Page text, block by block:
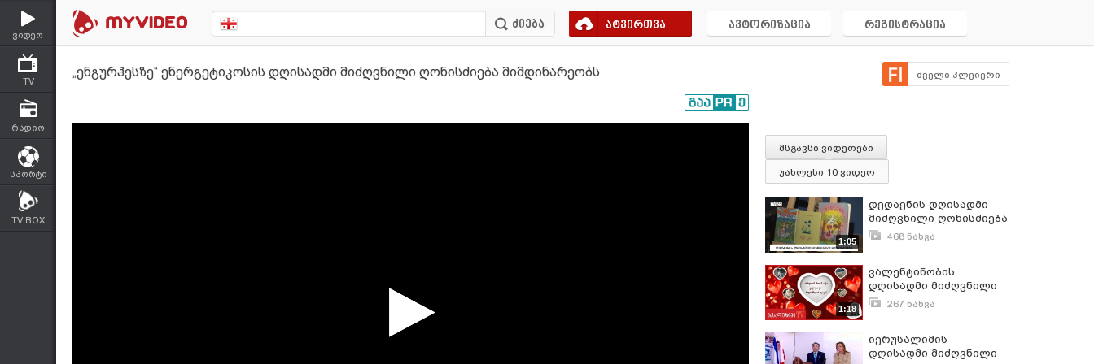
ვიდეო
TV
რადიო
სპორტი
TV BOX
ატვირთვა ავტორიზაცია რეგისტრაცია
„ენგურჰესზე“ ენერგეტიკოსის დღისადმი მიძღვნილი ღონისძიება მიმდინარეობს ძველი პლეიერი
მსგავსი ვიდეოები
უახლესი 10 ვიდეო
1:05
დედაენის დღისადმი
მიძღვნილი ღონისძიება
468 ნახვა
1:18
ვალენტინობის
დღისადმი მიძღვნილი
ღონისძიება
267 ნახვა
იერუსალიმის
დღისადმი მიძღვნილი